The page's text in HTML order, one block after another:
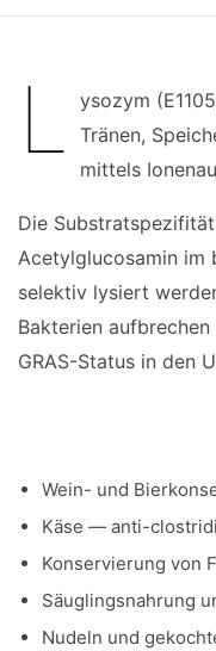
L
ysozym
Tränen,
mittels
Die
Acetylglucosamin im
selektiv lysiert
Bakterien
GRAS-Status in den
Wein- und
Käse — anti-
Konservierung von
Säuglingsnahrung
Nudeln und